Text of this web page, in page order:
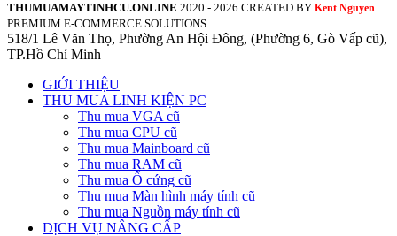
THUMUAMAYTINHCU.ONLINE 2020 - 2026 CREATED BY Kent Nguyen .
PREMIUM E-COMMERCE SOLUTIONS.
518/1 Lê Văn Thọ, Phường An Hội Đông, (Phường 6, Gò Vấp cũ),
TP.Hồ Chí Minh
GIỚI THIỆU
THU MUA LINH KIỆN PC
Thu mua VGA cũ
Thu mua CPU cũ
Thu mua Mainboard cũ
Thu mua RAM cũ
Thu mua Ổ cứng cũ
Thu mua Màn hình máy tính cũ
Thu mua Nguồn máy tính cũ
DỊCH VỤ NÂNG CẤP